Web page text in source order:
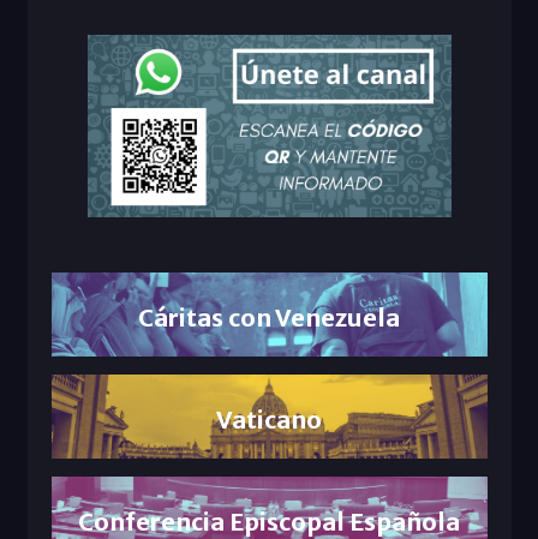
Cáritas con Venezuela
Vaticano
Conferencia Episcopal Española